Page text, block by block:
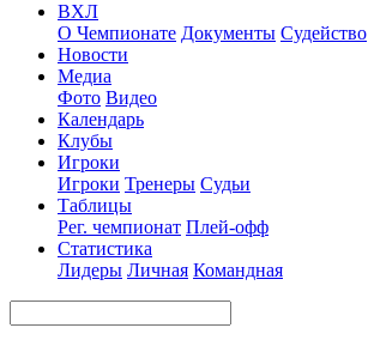
ВХЛ
О Чемпионате Документы Судейство
Новости
Медиа
Фото Видео
Календарь
Клубы
Игроки
Игроки Тренеры Судьи
Таблицы
Рег. чемпионат Плей-офф
Статистика
Лидеры Личная Командная